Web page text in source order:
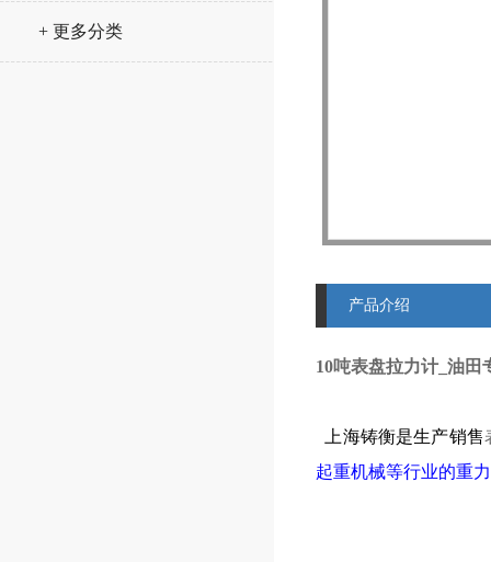
+ 更多分类
产品介绍
10吨表盘拉力计_油田
上海铸衡是生产销售
起重机械等行业的重